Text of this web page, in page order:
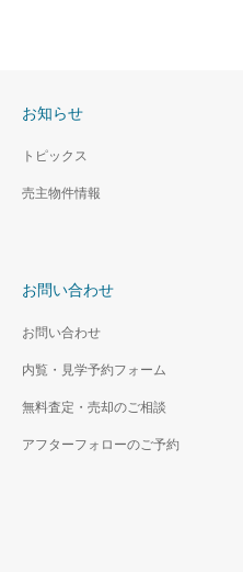
お知らせ
トピックス
売主物件情報
お問い合わせ
お問い合わせ
内覧・見学予約フォーム
無料査定・売却のご相談
アフターフォローのご予約